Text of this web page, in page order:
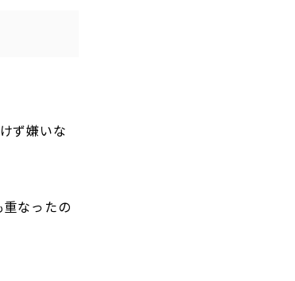
ず嫌いな
重なったの